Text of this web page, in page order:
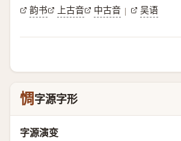
韵书 上古音 中古音 | 吴语
惆字源字形
字源演变